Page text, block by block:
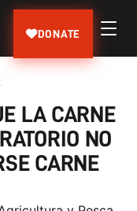
DONATE
LA CARNE
NO
CARNE